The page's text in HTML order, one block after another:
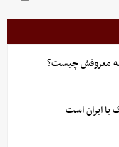
معروفش چیست؟
ایران است